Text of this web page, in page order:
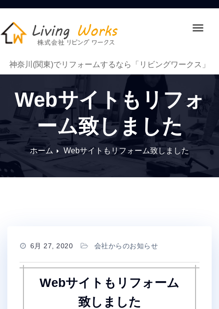
神奈川(関東)でリフォームするなら「リビングワークス」
ナ
ー
シ
ン
り
替
え
Webサイトもリフォ
ーム致しました
ホーム Webサイトもリフォーム致しました
6月 27, 2020 会社からのお知らせ
Webサイトもリフォーム
致しました